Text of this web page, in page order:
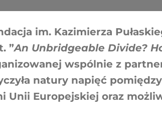
im. Kazimierza
”An Unbridgeable Divide?
wspólnie z
natury napięć
Unii Europejskiej oraz